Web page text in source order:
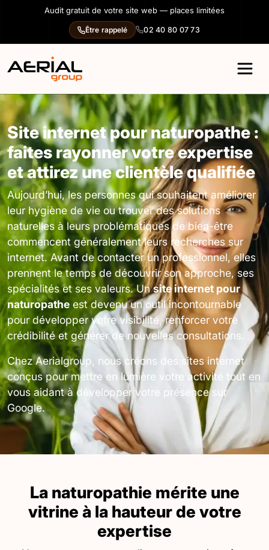
Audit gratuit de votre site web — places limitées
Être rappelé 02 40 80 07 73
Site internet pour naturopathe :
faites rayonner votre expertise
et attirez une clientèle qualifiée
Aujourd’hui, les personnes qui souhaitent améliorer
leur hygiène de vie ou trouver des solutions
naturelles à leurs problématiques de bien-être
commencent généralement leurs recherches sur
internet. Avant de contacter un professionnel, elles
prennent le temps de découvrir son approche, ses
spécialités et ses valeurs. Unsite internet pour
naturopathe est devenu un outil incontournable
pour développer votre visibilité, renforcer votre
crédibilité et générer de nouvelles consultations.
Chez Aerialgroup, nous créons des sites internet
conçus pour mettre en lumière votre activité tout en
vous aidant à développer votre présence sur
Google.
La naturopathie mérite une
vitrine à la hauteur de votre
expertise
Panneau de gestion des cookies